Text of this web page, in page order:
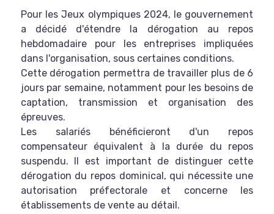
Pour les Jeux olympiques 2024, le gouvernement
a décidé d'étendre la dérogation au repos
hebdomadaire pour les entreprises impliquées
dans l'organisation, sous certaines conditions.
Cette dérogation permettra de travailler plus de 6
jours par semaine, notamment pour les besoins de
captation, transmission et organisation des
épreuves.
Les salariés bénéficieront d'un repos
compensateur équivalent à la durée du repos
suspendu. Il est important de distinguer cette
dérogation du repos dominical, qui nécessite une
autorisation préfectorale et concerne les
établissements de vente au détail.